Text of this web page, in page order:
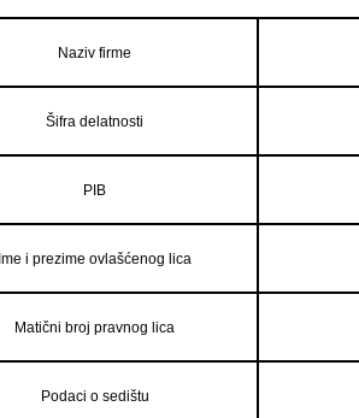
Naziv firme
Šifra delatnosti
PIB
Ime i prezime ovlašćenog lica
Matični broj pravnog lica
Podaci o sedištu